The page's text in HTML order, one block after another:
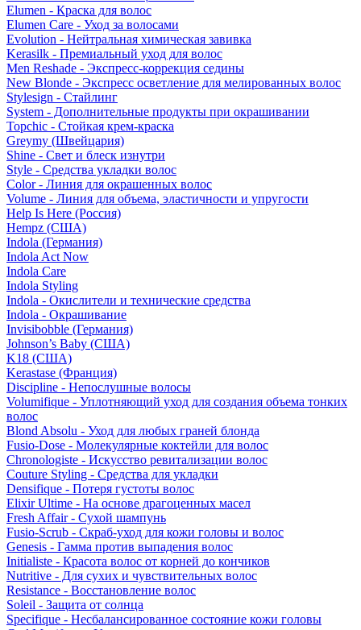
Elumen - Краска для волос
Elumen Care - Уход за волосами
Evolution - Нейтральная химическая завивка
Kerasilk - Премиальный уход для волос
Men Reshade - Экспресс-коррекция седины
New Blonde - Экспресс осветление для мелированных волос
Stylesign - Стайлинг
System - Дополнительные продукты при окрашивании
Topchic - Стойкая крем-краска
Greymy (Швейцария)
Shine - Свет и блеск изнутри
Style - Средства укладки волос
Color - Линия для окрашенных волос
Volume - Линия для объема, эластичности и упругости
Help Is Here (Россия)
Hempz (США)
Indola (Германия)
Indola Act Now
Indola Care
Indola Styling
Indola - Окислители и технические средства
Indola - Окрашивание
Invisibobble (Германия)
Johnson’s Baby (США)
K18 (США)
Kerastase (Франция)
Discipline - Непослушные волосы
Volumifique - Уплотняющий уход для создания объема тонких
волос
Blond Absolu - Уход для любых граней блонда
Fusio-Dose - Молекулярные коктейли для волос
Chronologiste - Искусство ревитализации волос
Couture Styling - Средства для укладки
Densifique - Потеря густоты волос
Elixir Ultime - На основе драгоценных масел
Fresh Affair - Сухой шампунь
Fusio-Scrub - Скраб-уход для кожи головы и волос
Genesis - Гамма против выпадения волос
Initialiste - Красота волос от корней до кончиков
Nutritive - Для сухих и чувствительных волос
Resistance - Восстановление волос
Soleil - Защита от солнца
Specifique - Несбалансированное состояние кожи головы